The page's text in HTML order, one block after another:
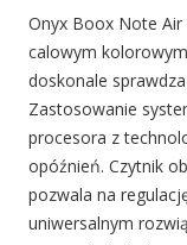
Onyx Boox Note
calowym
doskonale
Zastosowanie
procesora z
opóźnień. Czytnik
pozwala na
uniwersalnym